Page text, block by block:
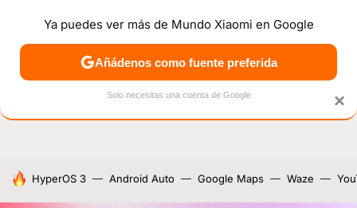
NOTICIAS MÓVILES TUTORIALES OFERTAS
HOY SE HABLA DE
HyperOS 3 Android Auto Google Maps Waze
×
Ya puedes ver más de Mundo Xiaomi en Google
Añádenos como fuente preferida
Solo necesitas una cuenta de Google